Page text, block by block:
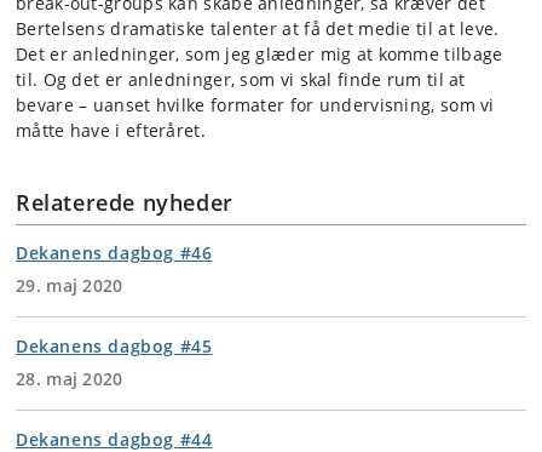
Bertelsens dramatiske talenter at få det medie til at leve.
Det er anledninger, som jeg glæder mig at komme tilbage
til. Og det er anledninger, som vi skal finde rum til at
bevare – uanset hvilke formater for undervisning, som vi
måtte have i efteråret.
Relaterede nyheder
Dekanens dagbog #46
29. maj 2020
Dekanens dagbog #45
28. maj 2020
Dekanens dagbog #44